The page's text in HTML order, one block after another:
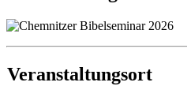
Veranstaltungsort